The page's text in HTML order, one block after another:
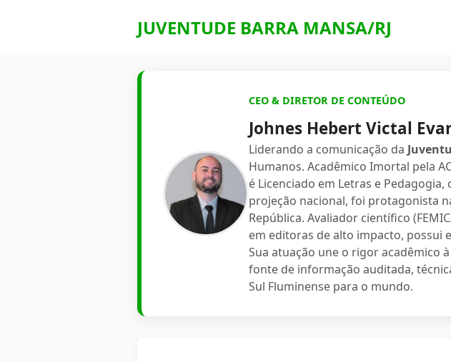
JUVENTUDE BARRA MANSA/RJ
CEO & DIRETOR DE CONTEÚDO
Johnes Hebert Victal
Liderando a comunicação da
Humanos. Acadêmico Imortal pela
é Licenciado em Letras e
projeção nacional, foi protagonista
República. Avaliador científico
em editoras de alto impacto, possui
Sua atuação une o rigor acadêmico
fonte de informação auditada,
Sul Fluminense para o mundo.